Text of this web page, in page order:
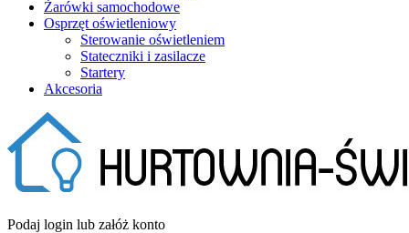
Żarówki samochodowe
Osprzęt oświetleniowy
Sterowanie oświetleniem
Stateczniki i zasilacze
Startery
Akcesoria
Podaj login lub załóż konto